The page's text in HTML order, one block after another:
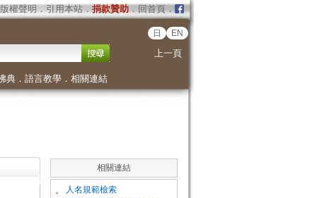
版權聲明 ． 引用本站． 捐款贊助．回首頁．
日 EN
上一頁
典． 語言教學． 相關連結
相關連結
。 人名規範檢索